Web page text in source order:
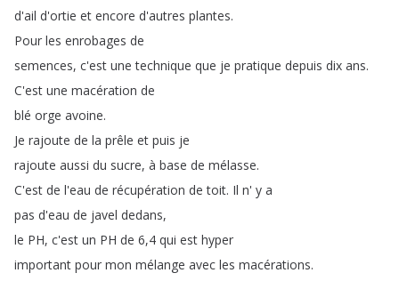
d'ail d'ortie et encore d'autres plantes.
Pour les enrobages de
semences, c'est une technique que je pratique depuis dix ans.
C'est une macération de
blé orge avoine.
Je rajoute de la prêle et puis je
rajoute aussi du sucre, à base de mélasse.
C'est de l'eau de récupération de toit. Il n' y a
pas d'eau de javel dedans,
le PH, c'est un PH de 6,4 qui est hyper
important pour mon mélange avec les macérations.